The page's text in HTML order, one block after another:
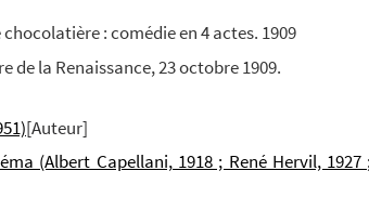
: comédie en 4 actes. 1909
de la Renaissance, 23 octobre 1909.
[Auteur]
(Albert Capellani, 1918 ; René Hervil,